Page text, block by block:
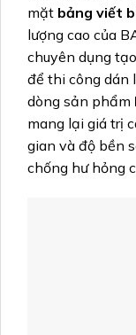
mặt bảng viết
lượng cao của
chuyên dụng
để thi công dán
dòng sản phẩm
mang lại giá trị
gian và độ bền
chống hư hỏng